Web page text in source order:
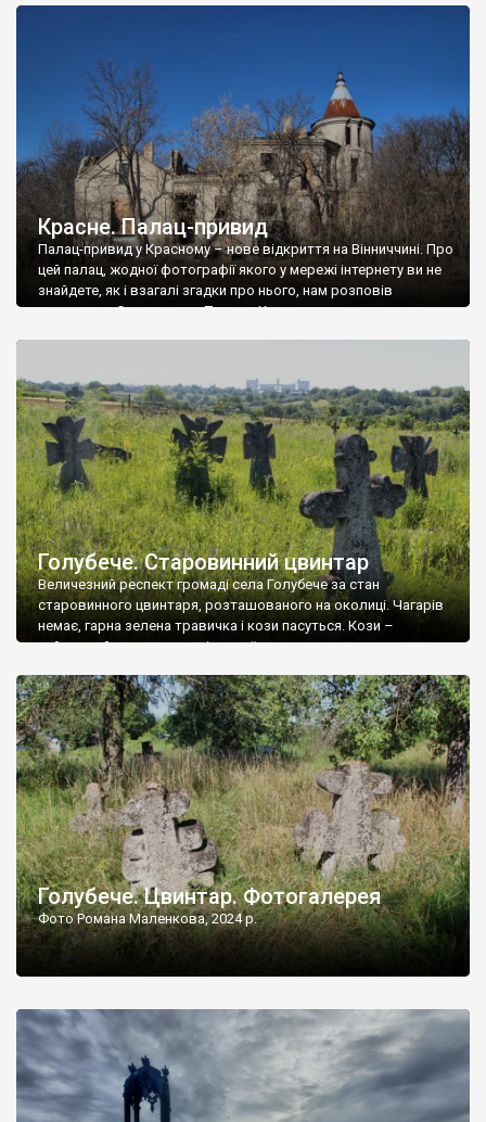
Красне. Палац-привид
Палац-привид у Красному – нове відкриття на Вінниччині. Про
цей палац, жодної фотографії якого у мережі інтернету ви не
знайдете, як і взагалі згадки про нього, нам розповів
мешканець Самгородка. Палац у Красному вразив не лише
Голубече. Старовинний цвинтар
Величезний респект громаді села Голубече за стан
старовинного цвинтаря, розташованого на околиці. Чагарів
немає, гарна зелена травичка і кози пасуться. Кози –
найкращий регулятор шкідливої, для старих кладовищ,
бруньками, кози ті бруньки обгризають, бо то улюблений
делікатес. На цвинтарі у Голубечому ціла колекція
різноманітних форм хрестів. Село відносно невелике, […]
Голубече. Цвинтар. Фотогалерея
Фото Романа Маленкова, 2024 р.